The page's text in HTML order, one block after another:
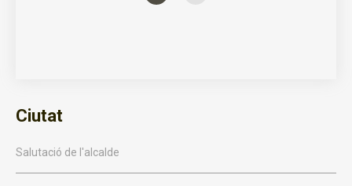
Ciutat
Salutació de l'alcalde